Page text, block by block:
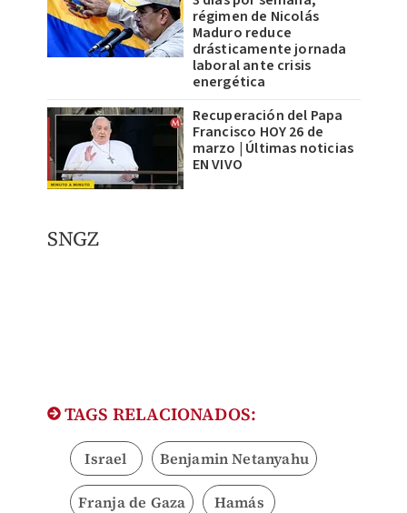
régimen de Nicolás
Maduro reduce
drásticamente jornada
laboral ante crisis
energética
Recuperación del Papa
Francisco HOY 26 de
marzo | Últimas noticias
EN VIVO
SNGZ
TAGS RELACIONADOS:
Israel Benjamin Netanyahu
Franja de Gaza Hamás